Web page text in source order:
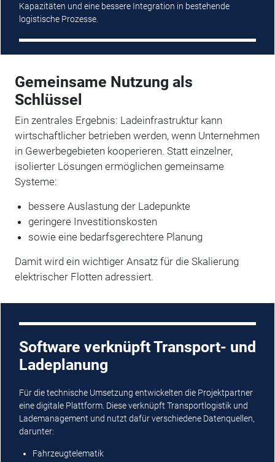
Kapazitäten und eine bessere Integration in bestehende
logistische Prozesse.
Gemeinsame Nutzung als
Schlüssel
Ein zentrales Ergebnis: Ladeinfrastruktur kann
wirtschaftlicher betrieben werden, wenn Unternehmen
in Gewerbegebieten kooperieren. Statt einzelner,
isolierter Lösungen ermöglichen gemeinsame
Systeme:
bessere Auslastung der Ladepunkte
geringere Investitionskosten
sowie eine bedarfsgerechtere Planung
Damit wird ein wichtiger Ansatz für die Skalierung
elektrischer Flotten adressiert.
Software verknüpft Transport- und
Ladeplanung
Für die technische Umsetzung entwickelten die Projektpartner
eine digitale Plattform. Diese verknüpft Transportlogistik und
Lademanagement und nutzt dafür verschiedene Datenquellen,
darunter:
Fahrzeugtelematik